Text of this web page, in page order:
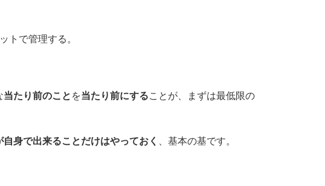
トで管理する。
当たり前のこと を当たり前にすることが、まずは最低限の
自身で出来ることだけはやっておく 、基本の基です。